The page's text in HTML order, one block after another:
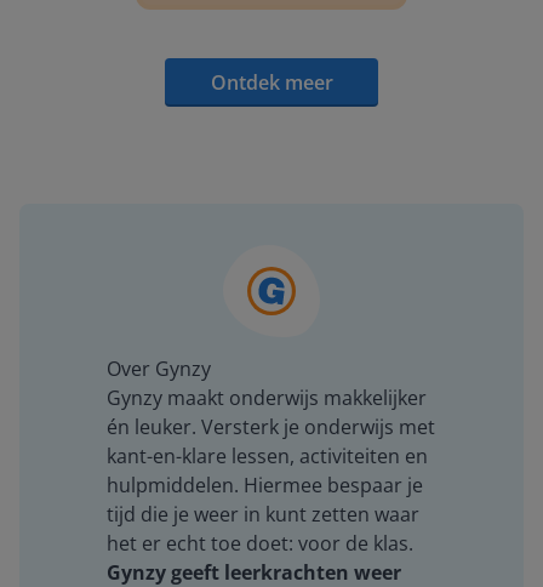
Ontdek meer
Over Gynzy
Gynzy maakt onderwijs makkelijker
én leuker. Versterk je onderwijs met
kant-en-klare lessen, activiteiten en
hulpmiddelen. Hiermee bespaar je
tijd die je weer in kunt zetten waar
het er echt toe doet: voor de klas.
Gynzy geeft leerkrachten weer